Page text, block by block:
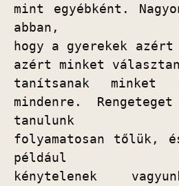
mint egyébként.
abban,
hogy a gyerekek azért
azért minket
tanítsanak minket
mindenre.
tanulunk
folyamatosan tőlük,
például
kénytelenek